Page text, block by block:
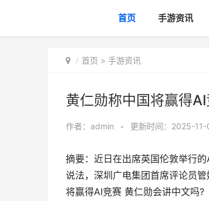
首页 手游资讯
首页 > 手游资讯
黄仁勋称中国将赢得
作者： admin • 更新时间：2025-11-
摘要：近日在出席英国伦敦举行
说法，深圳广电集团首席评论员
将赢得AI竞赛 黄仁勋会讲中文吗?